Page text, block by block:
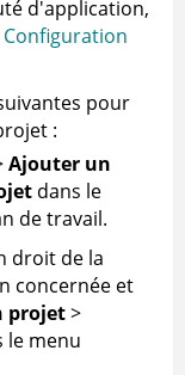
d'application,
Configuration
pour
:
Ajouter un
dans le
de travail.
droit de la
concernée et
projet>
le menu